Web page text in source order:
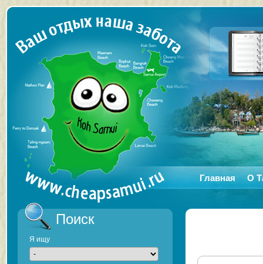
Главная О
Поиск
Я ищу